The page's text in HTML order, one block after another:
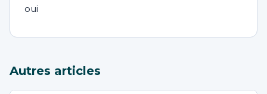
oui
Autres articles